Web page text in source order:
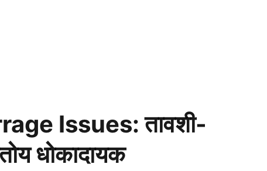
Issues: तावशी-
धोकादायक